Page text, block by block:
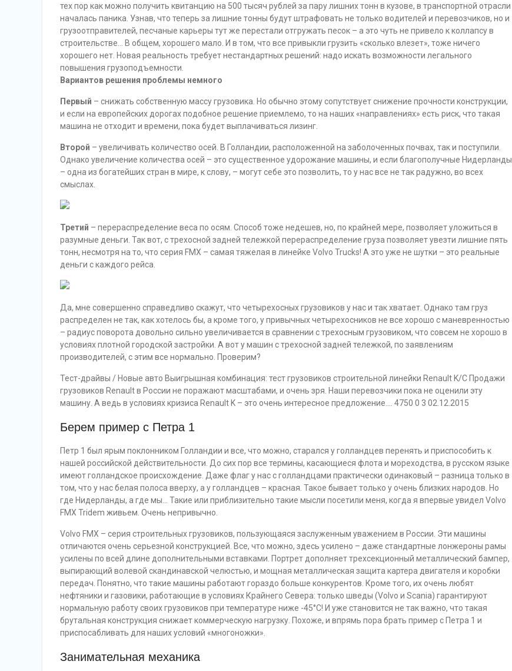
тех пор как можно получить квитанцию на 500 тысяч рублей за пару лишних тонн в кузове, в транспортной отрасли
началась паника. Узнав, что теперь за лишние тонны будут штрафовать не только водителей и перевозчиков, но и
грузоотправителей, песчаные карьеры тут же перестали отгружать песок – а это чуть не привело к коллапсу в
строительстве… В общем, хорошего мало. И в том, что все привыкли грузить «сколько влезет», тоже ничего
хорошего нет. Новая реальность требует нестандартных решений: надо искать возможности легального
повышения грузоподъемности.
Вариантов решения проблемы немного
Первый – снижать собственную массу грузовика. Но обычно этому сопутствует снижение прочности конструкции,
и если на европейских дорогах подобное решение приемлемо, то на наших «направлениях» есть риск, что такая
машина не отходит и времени, пока будет выплачиваться лизинг.
Второй – увеличивать количество осей. В Голландии, расположенной на заболоченных почвах, так и поступили.
Однако увеличение количества осей – это существенное удорожание машины, и если благополучные Нидерланды
– одна из богатейших стран в мире, к слову, – могут себе это позволить, то у нас все не так радужно, во всех
смыслах.
Третий – перераспределение веса по осям. Способ тоже недешев, но, по крайней мере, позволяет уложиться в
разумные деньги. Так вот, с трехосной задней тележкой перераспределение груза позволяет увезти лишние пять
тонн, несмотря на то, что серия FMX – самая тяжелая в линейке Volvo Trucks! А это уже не шутки – это реальные
деньги с каждого рейса.
Да, мне совершенно справедливо скажут, что четырехосных грузовиков у нас и так хватает. Однако там груз
распределен не так, как хотелось бы, а кроме того, у привычных четырехосников не все хорошо с маневренностью
– радиус поворота довольно сильно увеличивается в сравнении с трехосным грузовиком, что совсем не хорошо в
условиях плотной городской застройки. А вот у машин с трехосной задней тележкой, по заявлениям
производителей, с этим все нормально. Проверим?
Тест-драйвы / Новые авто Выигрышная комбинация: тест грузовиков строительной линейки Renault K/C Продажи
грузовиков Renault в России не поражают масштабами, и очень зря. Наши перевозчики пока не оценили эту
машину. А ведь в условиях кризиса Renault K – это очень интересное предложение…. 4750 0 3 02.12.2015
Берем пример с Петра 1
Петр 1 был ярым поклонником Голландии и все, что можно, старался у голландцев перенять и приспособить к
нашей российской действительности. До сих пор все термины, касающиеся флота и мореходства, в русском языке
имеют голландское происхождение. Даже флаг у нас с голландцами практически одинаковый – разница только в
том, что у нас белая полоса вверху, а у голландцев – красная. Такое бывает только у очень близких народов. Но
где Нидерланды, а где мы… Такие или приблизительно такие мысли посетили меня, когда я впервые увидел Volvo
FMX Tridem живьем. Очень непривычно.
Volvo FMX – серия строительных грузовиков, пользующаяся заслуженным уважением в России. Эти машины
отличаются очень серьезной конструкцией. Все, что можно, здесь усилено – даже стандартные лонжероны рамы
усилены по всей длине дополнительными вставками. Портрет дополняет трехсекционный металлический бампер,
выпирающий волевой скандинавской челюстью, и мощная металлическая защита картера двигателя и коробки
передач. Понятно, что такие машины работают гораздо больше конкурентов. Кроме того, их очень любят
нефтяники и газовики, работающие в условиях Крайнего Севера: только шведы (Volvo и Scania) гарантируют
нормальную работу своих грузовиков при температуре ниже -45°С! И уже становится не так важно, что такая
брутальная конструкция снижает коммерческую нагрузку. Похоже, и впрямь пора брать пример с Петра 1 и
приспосабливать для наших условий «многоножки».
Занимательная механика